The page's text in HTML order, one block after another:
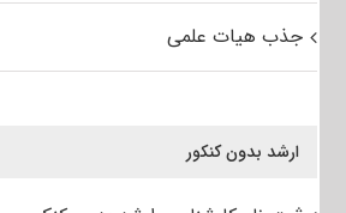
جذب هیات علمی
ارشد بدون کنکور